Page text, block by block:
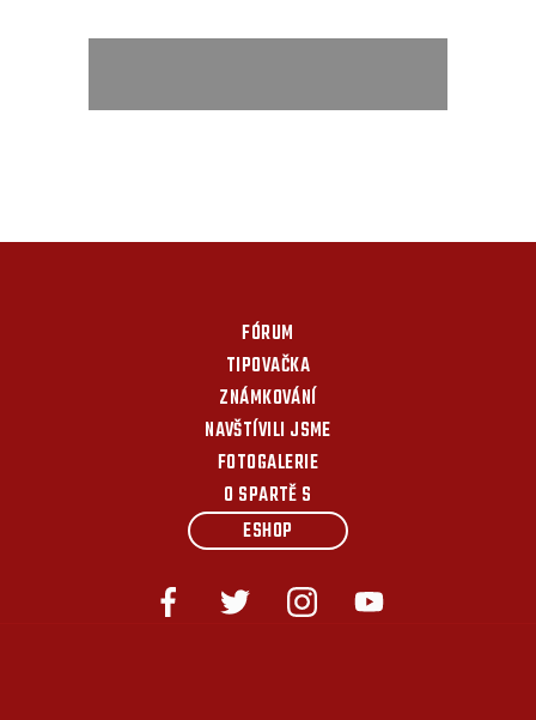
FÓRUM
TIPOVAČKA
ZNÁMKOVÁNÍ
NAVŠTÍVILI JSME
FOTOGALERIE
O SPARTĚ S
ESHOP